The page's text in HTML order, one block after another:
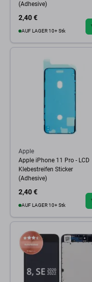
(Adhesive)
2,40 €
AUF LAGER 10+ Stk
Apple
Apple iPhone 11 Pro - LCD
Klebestreifen Sticker
(Adhesive)
2,40 €
AUF LAGER 10+ Stk